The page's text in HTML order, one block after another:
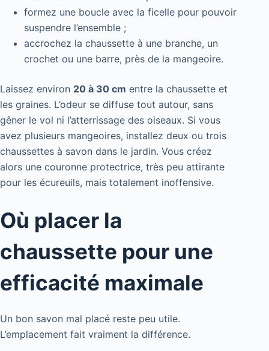
formez une boucle avec la ficelle pour pouvoir
suspendre l’ensemble ;
accrochez la chaussette à une branche, un
crochet ou une barre, près de la mangeoire.
Laissez environ 20 à 30 cm entre la chaussette et
les graines. L’odeur se diffuse tout autour, sans
gêner le vol ni l’atterrissage des oiseaux. Si vous
avez plusieurs mangeoires, installez deux ou trois
chaussettes à savon dans le jardin. Vous créez
alors une couronne protectrice, très peu attirante
pour les écureuils, mais totalement inoffensive.
Où placer la
chaussette pour une
efficacité maximale
Un bon savon mal placé reste peu utile.
L’emplacement fait vraiment la différence.